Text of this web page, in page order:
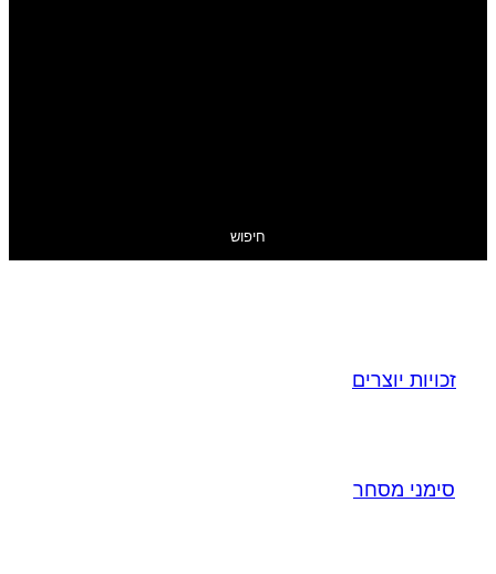
חיפוש
זכויות יוצרים
סימני מסחר